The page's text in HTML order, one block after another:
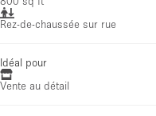
Rez-de-chaussée sur rue
Idéal pour
Vente au détail